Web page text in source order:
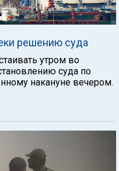
решению суда
утром во
суда по
накануне вечером.